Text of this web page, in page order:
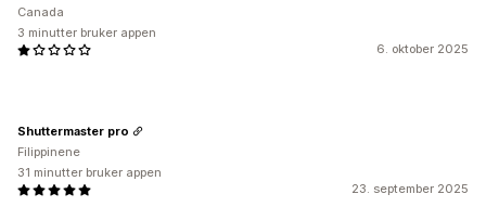
6. oktober 2025
Canada
3 minutter bruker appen
23. september 2025
Shuttermaster pro
Filippinene
31 minutter bruker appen